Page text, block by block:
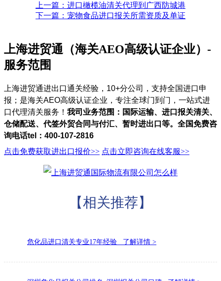
上一篇：进口橄榄油清关代理到广西防城港
下一篇：宠物食品进口报关所需资质及单证
上海进贸通（海关AEO高级认证企业）-
服务范围
上海进贸通进出口通关经验，10+分公司，支持全国进口申
报；是海关AEO高级认证企业，专注全球门到门，一站式进
口代理清关服务！ 我司业务范围：国际运输、进口报关清关、
仓储配送、代签外贸合同与付汇、暂时进出口等。全国免费咨
询电话tel：400-107-2816
点击免费获取进出口报价>> 点击立即咨询在线客服>>
【相关推荐】
危化品进口清关专业17年经验 了解详情 >